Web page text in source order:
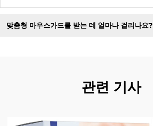
맞춤형 마우스가드를 받는 데 얼마나 걸리나요?
관련 기사